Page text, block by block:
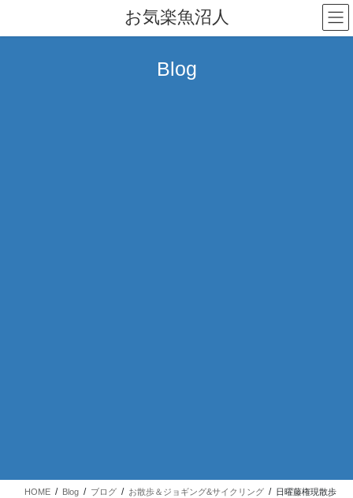
テ
ゲ
お気楽魚沼人
Blog
HOME Blog ブログ お散歩＆ジョギング&サイクリング 日曜藤権現散歩